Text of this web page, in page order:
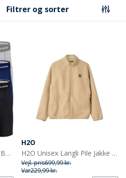
Filtrer og sorter
BJORN BORG Herre 5-pak Boxers Multipak 9
H2O
H2O Unisex Langli Pile Jakke 3575 Beige
Vejl. pris699,99 kr.
Var229,99 kr.